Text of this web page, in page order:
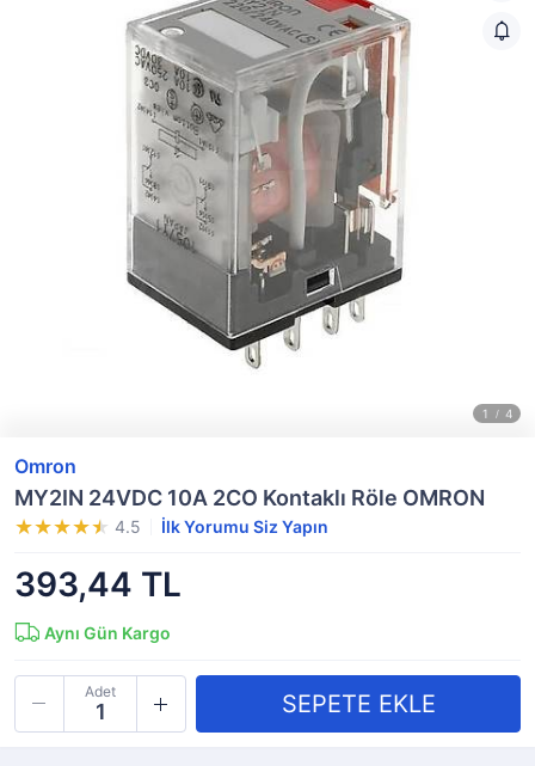
Omron
MY2IN 24VDC 10A 2CO Kontaklı Röle OMRON
4.5 İlk Yorumu Siz Yapın
393,44 TL
Aynı Gün Kargo
Adet